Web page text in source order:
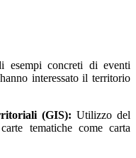
esempi concreti di eventi
interessato il territorio
(GIS): Utilizzo del
tematiche come carta